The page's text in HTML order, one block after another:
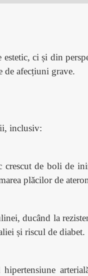
ci și din
de afecțiuni grave.
inclusiv:
de boli de
plăcilor de
ducând la
și riscul de diabet.